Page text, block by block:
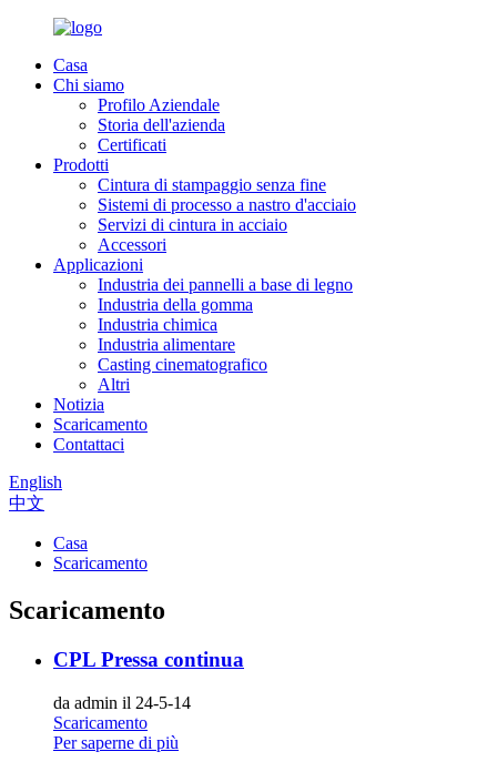
Casa
Chi siamo
Profilo Aziendale
Storia dell'azienda
Certificati
Prodotti
Cintura di stampaggio senza fine
Sistemi di processo a nastro d'acciaio
Servizi di cintura in acciaio
Accessori
Applicazioni
Industria dei pannelli a base di legno
Industria della gomma
Industria chimica
Industria alimentare
Casting cinematografico
Altri
Notizia
Scaricamento
Contattaci
English
中文
Casa
Scaricamento
Scaricamento
CPL Pressa continua
da admin il 24-5-14
Scaricamento
Per saperne di più